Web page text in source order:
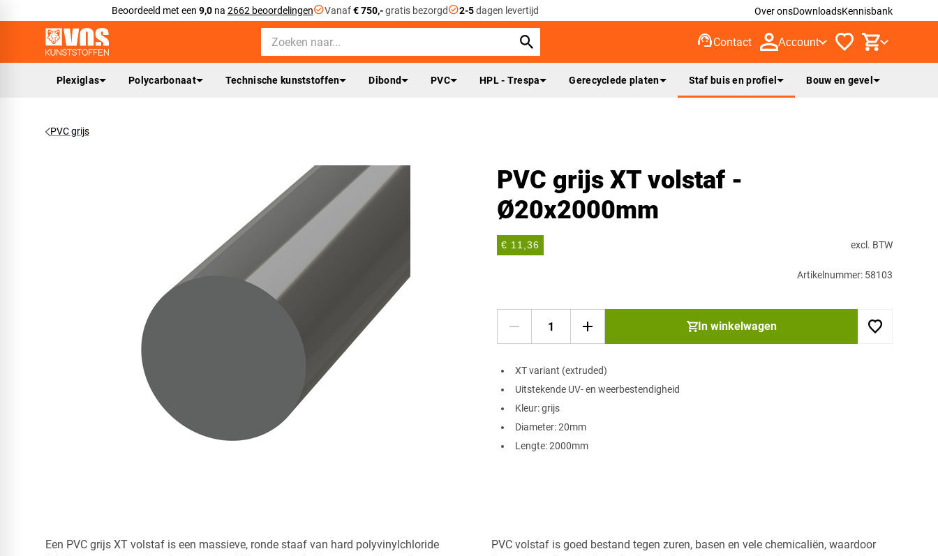
Beoordeeld met een 9,0na 2662 beoordelingencheck_circleVanaf€ 750,-gratis bezorgdcheck_circle2-5dagen levertijd Over onsDownloadsKennisbank
support_agentContact Account
Plexiglas Polycarbonaat Technische kunststoffen Dibond PVC HPL - Trespa Gerecyclede platen Staf buis en profiel Bouw en gevel
PVC grijs
PVC grijs XT volstaf -
Ø20x2000mm
€ 11,36 excl. BTW
Artikelnummer: 58103
In winkelwagen
XT variant (extruded)
Uitstekende UV- en weerbestendigheid
Kleur: grijs
Diameter: 20mm
Lengte: 2000mm
Een PVC grijs XT volstaf is een massieve, ronde staaf van hard polyvinylchloride
PVC volstaf is goed bestand tegen zuren, basen en vele chemicaliën, waardoor